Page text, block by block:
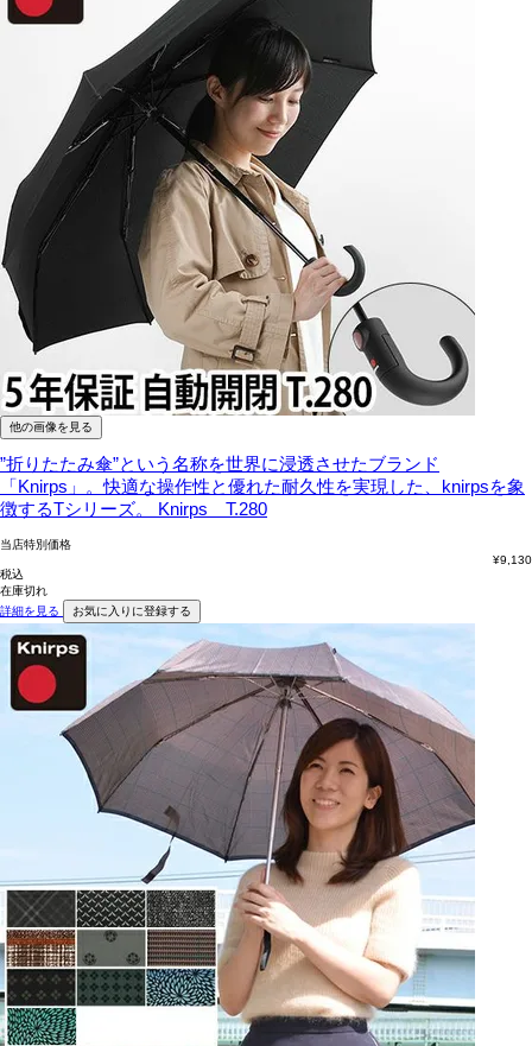
他の画像を見る
”折りたたみ傘”という名称を世界に浸透させたブランド
「Knirps」。快適な操作性と優れた耐久性を実現した、knirpsを象
徴するTシリーズ。
Knirps T.280
当店特別価格
¥9,130
税込
在庫切れ
詳細を見る
お気に入りに登録する